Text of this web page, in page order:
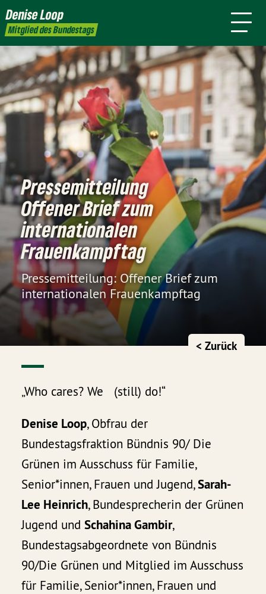
Denise Loop
Mitglied des Bundestags
mich
Pressemitteilung
Offener Brief zum
internationalen
Frauenkampftag
Pressemitteilung: Offener Brief zum
internationalen Frauenkampftag
< Zurück
„Who cares? We (still) do!“
Denise Loop, Obfrau der
Bundestagsfraktion Bündnis 90/ Die
Grünen im Ausschuss für Familie,
Senior*innen, Frauen und Jugend,Sarah-
Lee Heinrich, Bundesprecherin der Grünen
Jugend undSchahina Gambir,
Bundestagsabgeordnete von Bündnis
90/Die Grünen und Mitglied im Ausschuss
für Familie, Senior*innen, Frauen und